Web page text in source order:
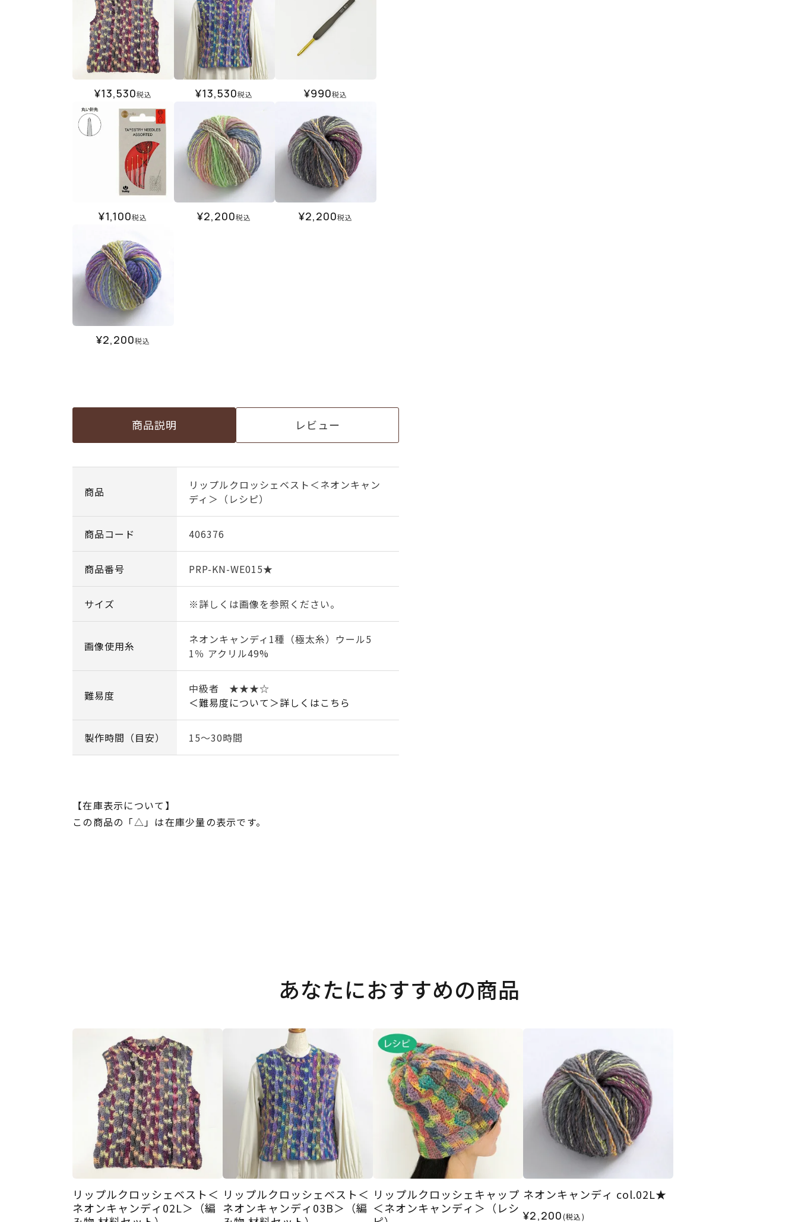
¥13,530税込 ¥13,530税込 ¥990税込
¥1,100税込 ¥2,200税込 ¥2,200税込
¥2,200税込
商品説明 レビュー
商品
リップルクロッシェベスト＜ネオンキャン
ディ＞（レシピ）
商品コード 406376
商品番号 PRP-KN-WE015★
サイズ ※詳しくは画像を参照ください。
画像使用糸
ネオンキャンディ1種（極太糸）ウール5
1％ アクリル49%
難易度
中級者 ★★★☆
＜難易度について＞詳しくはこちら
製作時間（目安） 15～30時間
【在庫表示について】
この商品の「△」は在庫少量の表示です。
あなたにおすすめの商品
リップルクロッシェベスト＜
ネオンキャンディ02L＞（編
リップルクロッシェベスト＜
ネオンキャンディ03B＞（編
リップルクロッシェキャップ
＜ネオンキャンディ＞（レシ
ネオンキャンディ col.02L★
¥2,200(税込)